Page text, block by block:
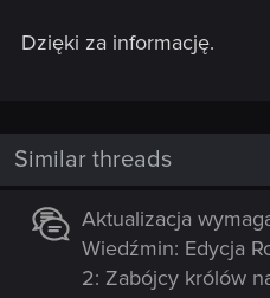
Dzięki za informację.
Similar threads
Aktualizacja
Wiedźmin: Edycja
2: Zabójcy królów